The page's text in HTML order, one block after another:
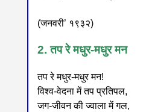
(जनवरी’ १९३२)
2. तप रे मधुर-मधुर मन
तप रे मधुर-मधुर मन!
विश्व-वेदना में तप प्रतिपल,
जग-जीवन की ज्वाला में गल,